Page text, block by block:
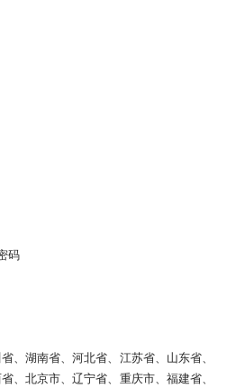
码
、湖南省、河北省、江苏省、山东省、
、北京市、辽宁省、重庆市、福建省、